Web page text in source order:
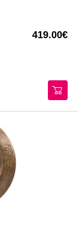
419.00